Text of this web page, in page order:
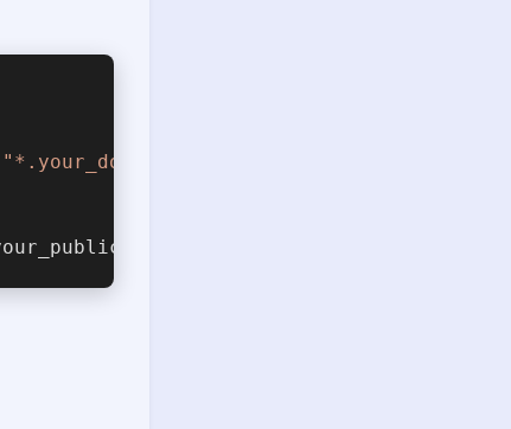
"*.your_domain.com"
your_domain.com.key --